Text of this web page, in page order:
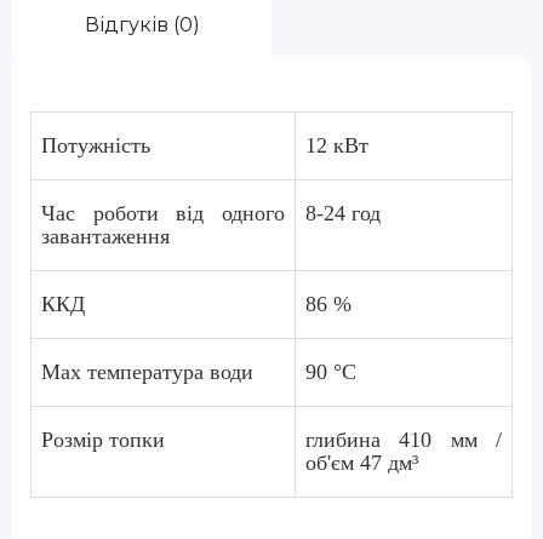
Відгуків (0)
Потужність 12 кВт
Час роботи від одного
завантаження
8-24 год
ККД 86 %
Max температура води 90 °C
Розмір топки
глибина 410 мм /
об'єм 47 дм³